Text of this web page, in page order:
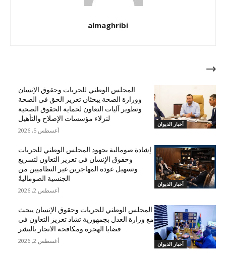
almaghribi
مقالات ذات صلة
أخبار الديوان
المجلس الوطني للحريات وحقوق الإنسان
ووزارة الصحة يبحثان تعزيز الحق في الصحة
وتطوير آليات التعاون لحماية الحقوق الصحية
لنزلاء مؤسسات الإصلاح والتأهيل
أغسطس 5, 2026
أخبار الديوان
إشادة صومالية بجهود المجلس الوطني للحريات
وحقوق الإنسان في تعزيز التعاون لتسريع
وتسهيل عودة المهاجرين غير النظاميين من
الجنسية الصوماليةً
أغسطس 2, 2026
أخبار الديوان
المجلس الوطني للحريات وحقوق الإنسان يبحث
مع وزارة العدل بجمهورية تشاد تعزيز التعاون في
قضايا الهجرة ومكافحة الاتجار بالبشر
أغسطس 2, 2026